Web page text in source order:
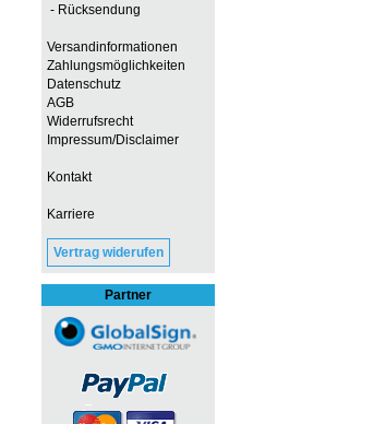
- Rücksendung
Versandinformationen
Zahlungsmöglichkeiten
Datenschutz
AGB
Widerrufsrecht
Impressum/Disclaimer
Kontakt
Karriere
Vertrag widerufen
Partner